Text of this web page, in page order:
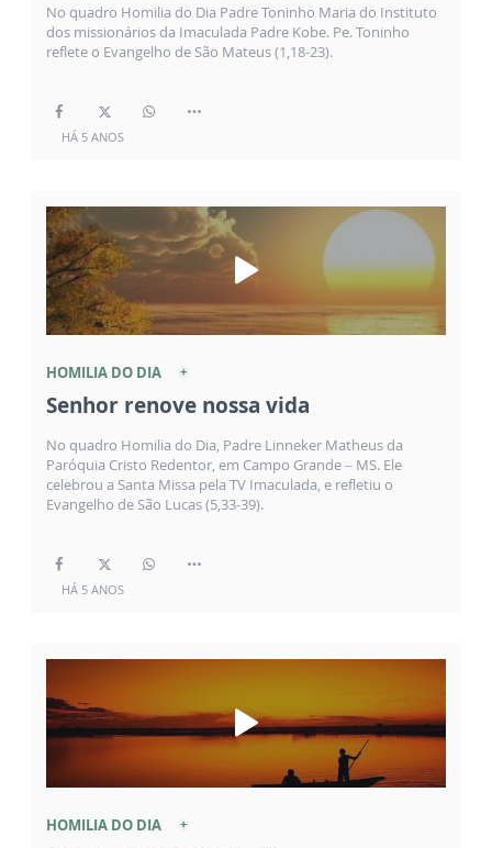
No quadro Homilia do Dia Padre Toninho Maria do Instituto
dos missionários da Imaculada Padre Kobe. Pe. Toninho
reflete o Evangelho de São Mateus (1,18-23).
HÁ 5 ANOS
HOMILIA DO DIA
Senhor renove nossa vida
No quadro Homilia do Dia, Padre Linneker Matheus da
Paróquia Cristo Redentor, em Campo Grande – MS. Ele
celebrou a Santa Missa pela TV Imaculada, e refletiu o
Evangelho de São Lucas (5,33-39).
HÁ 5 ANOS
HOMILIA DO DIA